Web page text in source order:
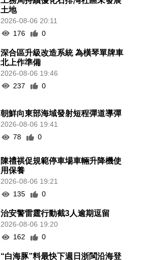
土地
2026-08-06 20:11
176
0
深合區升級改造系統 為橫琴單牌車
北上作準備
2026-08-06 19:46
237
0
朝鮮向東部海域發射短程彈道導彈
2026-08-06 19:41
78
0
陳禮祺促規範停車場車輛升降機使
用保養
2026-08-06 19:21
135
0
治安警雷霆行動截3人逾期逗留
2026-08-06 19:20
162
0
“白海豚”料最快下週日浙閩沿海登